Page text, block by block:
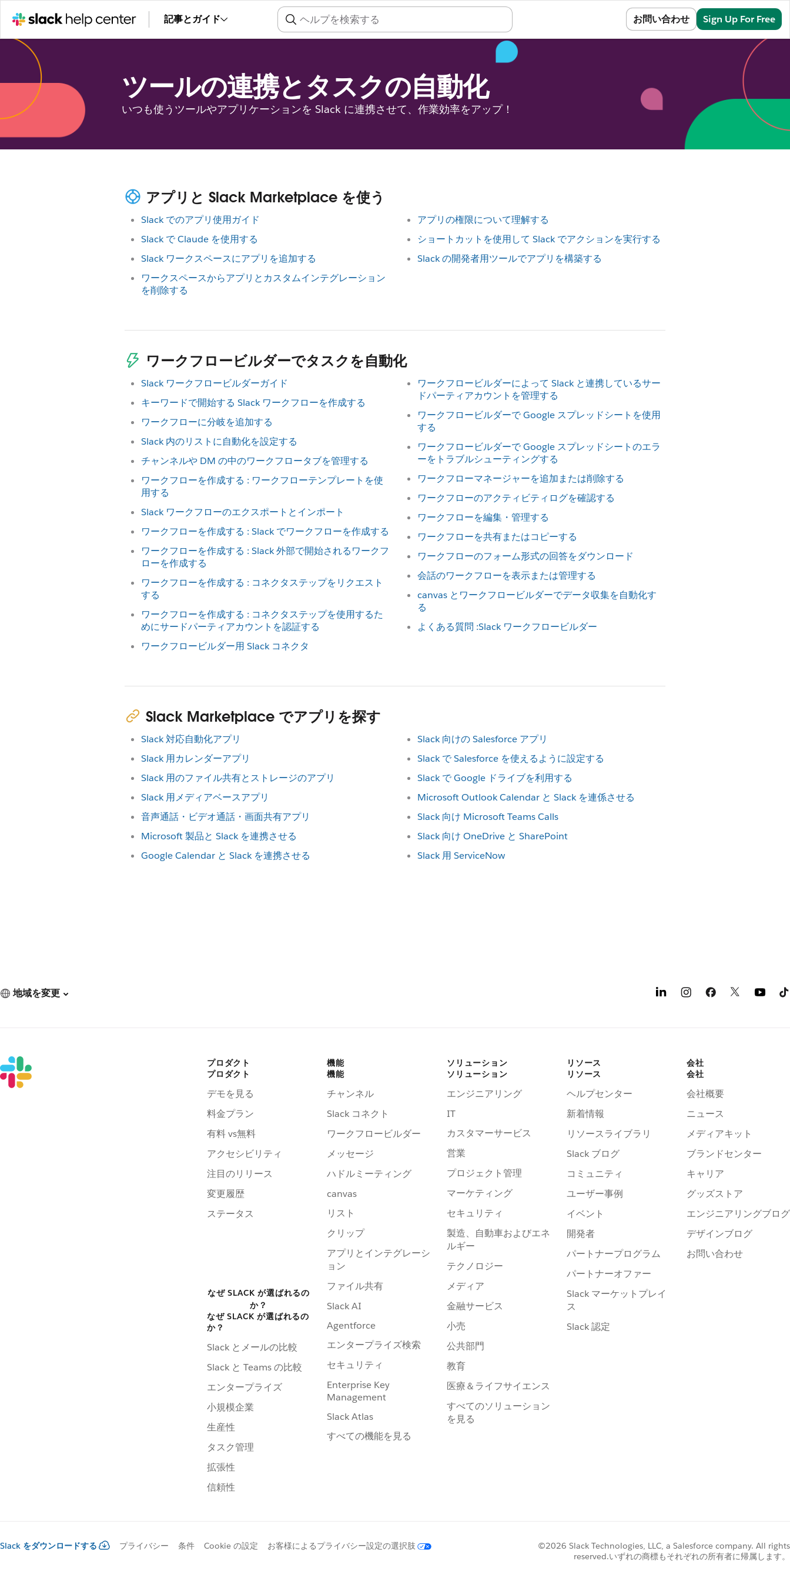
記事とガイド お問い合わせ Sign Up For Free
ツールの連携とタスクの自動化
いつも使うツールやアプリケーションを Slack に連携させて、作業効率をアップ！
アプリと Slack Marketplace を使う
Slack でのアプリ使用ガイド
Slack で Claude を使用する
Slack ワークスペースにアプリを追加する
ワークスペースからアプリとカスタムインテグレーション
を削除する
アプリの権限について理解する
ショートカットを使用して Slack でアクションを実行する
Slack の開発者用ツールでアプリを構築する
ワークフロービルダーでタスクを自動化
Slack ワークフロービルダーガイド
キーワードで開始する Slack ワークフローを作成する
ワークフローに分岐を追加する
Slack 内のリストに自動化を設定する
チャンネルや DM の中のワークフロータブを管理する
ワークフローを作成する : ワークフローテンプレートを使
用する
Slack ワークフローのエクスポートとインポート
ワークフローを作成する : Slack でワークフローを作成する
ワークフローを作成する : Slack 外部で開始されるワークフ
ローを作成する
ワークフローを作成する : コネクタステップをリクエスト
する
ワークフローを作成する : コネクタステップを使用するた
めにサードパーティアカウントを認証する
ワークフロービルダー用 Slack コネクタ
ワークフロービルダーによって Slack と連携しているサー
ドパーティアカウントを管理する
ワークフロービルダーで Google スプレッドシートを使用
する
ワークフロービルダーで Google スプレッドシートのエラ
ーをトラブルシューティングする
ワークフローマネージャーを追加または削除する
ワークフローのアクティビティログを確認する
ワークフローを編集・管理する
ワークフローを共有またはコピーする
ワークフローのフォーム形式の回答をダウンロード
会話のワークフローを表示または管理する
canvas とワークフロービルダーでデータ収集を自動化す
る
よくある質問 :Slack ワークフロービルダー
Slack Marketplace でアプリを探す
Slack 対応自動化アプリ
Slack 用カレンダーアプリ
Slack 用のファイル共有とストレージのアプリ
Slack 用メディアベースアプリ
音声通話・ビデオ通話・画面共有アプリ
Microsoft 製品と Slack を連携させる
Google Calendar と Slack を連携させる
Slack 向けの Salesforce アプリ
Slack で Salesforce を使えるように設定する
Slack で Google ドライブを利用する
Microsoft Outlook Calendar と Slack を連係させる
Slack 向け Microsoft Teams Calls
Slack 向け OneDrive と SharePoint
Slack 用 ServiceNow
地域を変更
プロダクト
プロダクト
デモを見る
料金プラン
有料 vs無料
アクセシビリティ
注目のリリース
変更履歴
ステータス
なぜ SLACK が選ばれるの
か？
なぜ SLACK が選ばれるの
か？
Slack とメールの比較
Slack と Teams の比較
エンタープライズ
小規模企業
生産性
タスク管理
拡張性
信頼性
機能
機能
チャンネル
Slack コネクト
ワークフロービルダー
メッセージ
ハドルミーティング
canvas
リスト
クリップ
アプリとインテグレーシ
ョン
ファイル共有
Slack AI
Agentforce
エンタープライズ検索
セキュリティ
Enterprise Key
Management
Slack Atlas
すべての機能を見る
ソリューション
ソリューション
エンジニアリング
IT
カスタマーサービス
営業
プロジェクト管理
マーケティング
セキュリティ
製造、自動車およびエネ
ルギー
テクノロジー
メディア
金融サービス
小売
公共部門
教育
医療＆ライフサイエンス
すべてのソリューション
を見る
リソース
リソース
ヘルプセンター
新着情報
リソースライブラリ
Slack ブログ
コミュニティ
ユーザー事例
イベント
開発者
パートナープログラム
パートナーオファー
Slack マーケットプレイ
ス
Slack 認定
会社
会社
会社概要
ニュース
メディアキット
ブランドセンター
キャリア
グッズストア
エンジニアリングブログ
デザインブログ
お問い合わせ
Slack をダウンロードする プライバシー 条件 Cookie の設定 お客様によるプライバシー設定の選択肢
©2026 Slack Technologies, LLC, a Salesforce company. All rights
reserved.いずれの商標もそれぞれの所有者に帰属します。